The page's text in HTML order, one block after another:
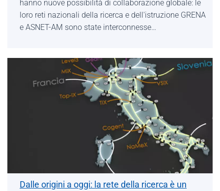
hanno nuove possibilità di collaborazione globale: le
loro reti nazionali della ricerca e dell'istruzione GRENA
e ASNET-AM sono state interconnesse…
Dalle origini a oggi: la rete della ricerca è un